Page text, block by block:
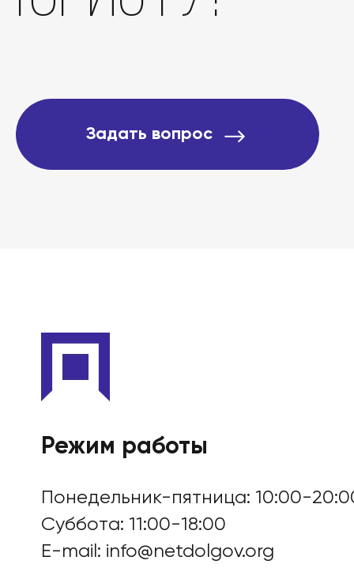
Задать вопрос
Режим работы
Понедельник-пятница: 10:00-
Суббота: 11:00-18:00
E-mail: info@netdolgov.org
О компании